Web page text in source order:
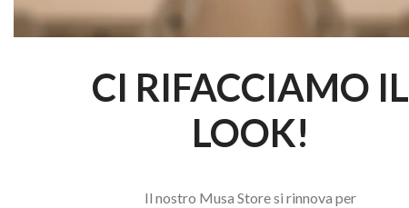
CI RIFACCIAMO IL
LOOK!
Il nostro Musa Store si rinnova per